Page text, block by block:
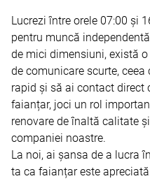
Lucrezi între orele 07:00 și
pentru muncă
de mici dimensiuni, există
de comunicare scurte,
rapid și să ai contact direct
faianțar, joci un rol
renovare de înaltă calitate
companiei noastre.
La noi, ai șansa de a lucra
ta ca faianțar este